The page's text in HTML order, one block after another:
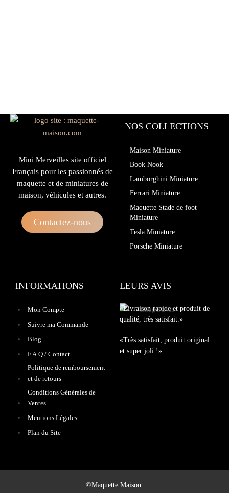
Mini Merveilles site officiel
Français pour les passionnés de
maquette et de miniatures de
maison, véhicules et autres.
Contactez-nous
NOS COLLECTIONS
Maison Miniature
Book Nook
Lamborghini Miniature
Ferrari Miniature
Maquette Stade de foot
Miniature
Tesla Miniature
Porsche Miniature
INFORMATIONS
Mon Compte
Suivre ma Commande
Blog
F.A.Q / Contact
Politique de remboursement
et de retours
Conditions Générales de
Ventes
Mentions Légales
Plan du Site
LEURS AVIS
«Livraison rapide et produit de
qualité, très satisfait.»
«Très satisfait, produit original
et super joli !»
©Maquette Maison.